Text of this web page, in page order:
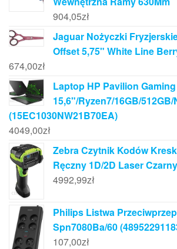
904,05zł
Jaguar Nożyczki
Offset 5,75" White Line
674,00zł
Laptop HP Pavilion Gaming
15,6"/Ryzen7/16GB/512GB/
(15EC1030NW21B70EA)
4049,00zł
Zebra Czytnik Kodów
Ręczny 1D/2D Laser
4992,99zł
Philips Listwa
Spn7080Ba/60
107,00zł